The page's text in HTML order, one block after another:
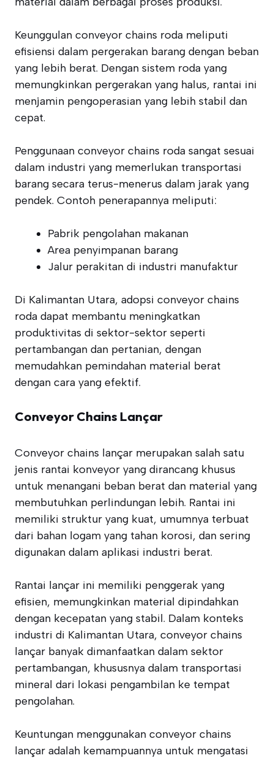
Keunggulan conveyor chains roda meliputi
efisiensi dalam pergerakan barang dengan beban
yang lebih berat. Dengan sistem roda yang
memungkinkan pergerakan yang halus, rantai ini
menjamin pengoperasian yang lebih stabil dan
cepat.
Penggunaan conveyor chains roda sangat sesuai
dalam industri yang memerlukan transportasi
barang secara terus-menerus dalam jarak yang
pendek. Contoh penerapannya meliputi:
Pabrik pengolahan makanan
Area penyimpanan barang
Jalur perakitan di industri manufaktur
Di Kalimantan Utara, adopsi conveyor chains
roda dapat membantu meningkatkan
produktivitas di sektor-sektor seperti
pertambangan dan pertanian, dengan
memudahkan pemindahan material berat
dengan cara yang efektif.
Conveyor Chains Lançar
Conveyor chains lançar merupakan salah satu
jenis rantai konveyor yang dirancang khusus
untuk menangani beban berat dan material yang
membutuhkan perlindungan lebih. Rantai ini
memiliki struktur yang kuat, umumnya terbuat
dari bahan logam yang tahan korosi, dan sering
digunakan dalam aplikasi industri berat.
Rantai lançar ini memiliki penggerak yang
efisien, memungkinkan material dipindahkan
dengan kecepatan yang stabil. Dalam konteks
industri di Kalimantan Utara, conveyor chains
lançar banyak dimanfaatkan dalam sektor
pertambangan, khususnya dalam transportasi
mineral dari lokasi pengambilan ke tempat
pengolahan.
Keuntungan menggunakan conveyor chains
lançar adalah kemampuannya untuk mengatasi